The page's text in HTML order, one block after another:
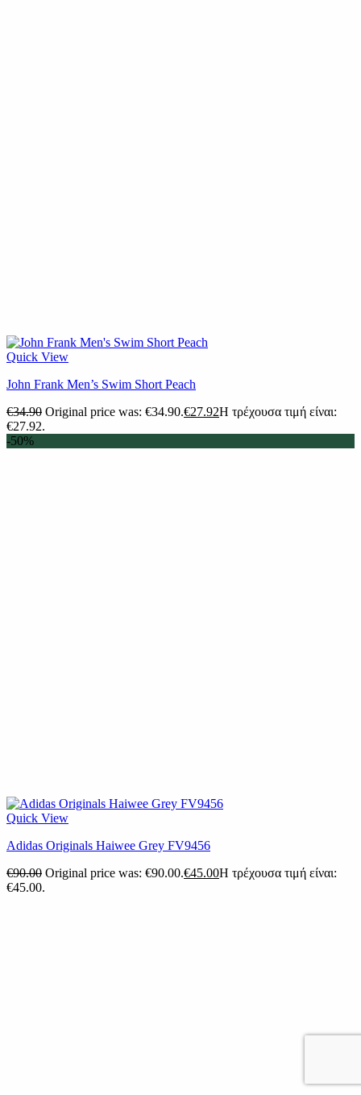
Quick View
John Frank Men’s Swim Short Peach
€34.90 Original price was: €34.90.€27.92Η τρέχουσα τιμή είναι:
€27.92.
-50%
Quick View
Adidas Originals Haiwee Grey FV9456
€90.00 Original price was: €90.00.€45.00Η τρέχουσα τιμή είναι:
€45.00.